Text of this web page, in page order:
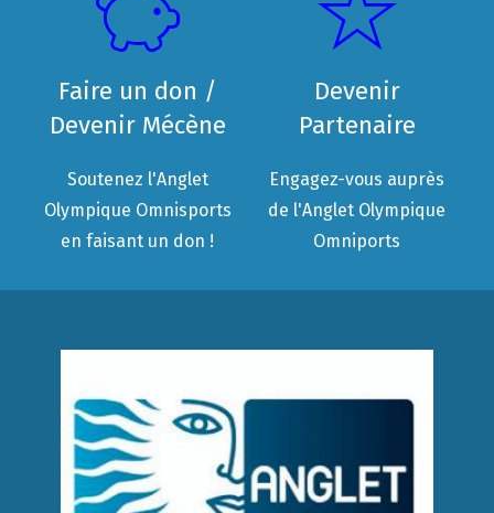
Faire un don /
Devenir Mécène
Soutenez l'Anglet
Olympique Omnisports
en faisant un don !
Devenir
Partenaire
Engagez-vous auprès
de l'Anglet Olympique
Omniports